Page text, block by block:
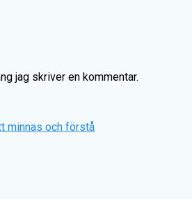
jag skriver en kommentar.
minnas och förstå